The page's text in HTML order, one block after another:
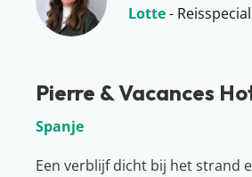
Lotte-
Pierre & Vacances
Spanje
Een verblijf dicht bij het strand